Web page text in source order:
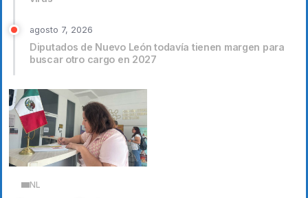
agosto 7, 2026
Diputados de Nuevo León todavía tienen margen para
buscar otro cargo en 2027
NL